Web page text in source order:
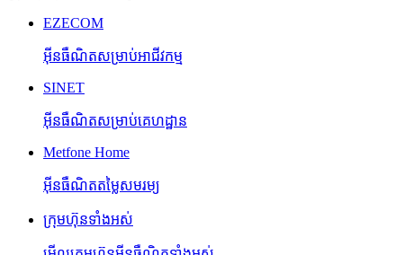
EZECOM
អ៊ីនធឺណិតសម្រាប់អាជីវកម្ម
SINET
អ៊ីនធឺណិតសម្រាប់គេហដ្ឋាន
Metfone Home
អ៊ីនធឺណិតតម្លៃសមរម្យ
ក្រុមហ៊ុនទាំងអស់